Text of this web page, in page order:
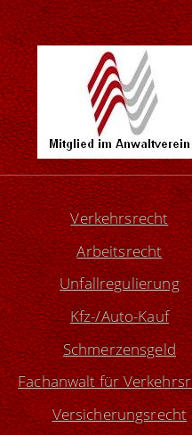
Verkehrsrecht
Arbeitsrecht
Unfallregulierung
Kfz-/Auto-Kauf
Schmerzensgeld
Fachanwalt für
Versicherungsrecht